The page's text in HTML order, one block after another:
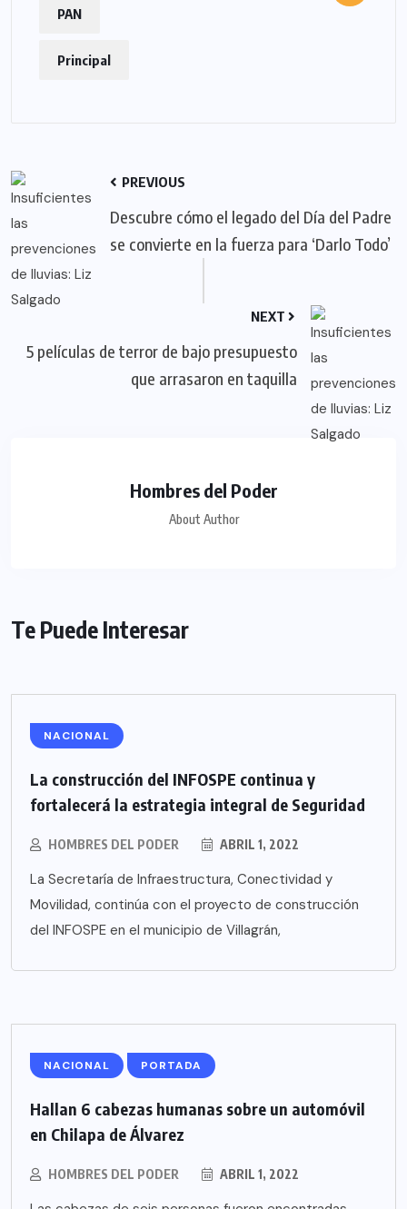
PAN
Principal
PREVIOUS
Descubre cómo el legado del Día del Padre
se convierte en la fuerza para ‘Darlo Todo’
NEXT
5 películas de terror de bajo presupuesto
que arrasaron en taquilla
Hombres del Poder
About Author
Te Puede Interesar
NACIONAL
La construcción del INFOSPE continua y
fortalecerá la estrategia integral de Seguridad
HOMBRES DEL PODER ABRIL 1, 2022
La Secretaría de Infraestructura, Conectividad y
Movilidad, continúa con el proyecto de construcción
del INFOSPE en el municipio de Villagrán,
NACIONAL PORTADA
Hallan 6 cabezas humanas sobre un automóvil
en Chilapa de Álvarez
HOMBRES DEL PODER ABRIL 1, 2022